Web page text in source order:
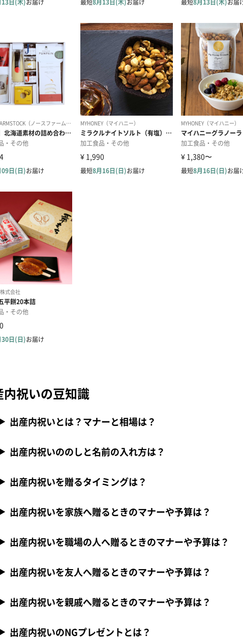
内祝いの豆知識
出産内祝いとは？マナーと相場は？
出産内祝いののしと名前の入れ方は？
出産内祝いを贈るタイミングは？
出産内祝いを家族へ贈るときのマナーや予算は？
出産内祝いを職場の人へ贈るときのマナーや予算は？
出産内祝いを友人へ贈るときのマナーや予算は？
出産内祝いを親戚へ贈るときのマナーや予算は？
出産内祝いのNGプレゼントとは？